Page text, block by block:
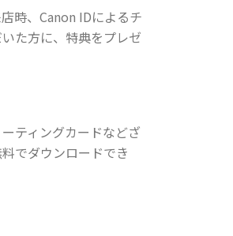
時、Canon IDによるチ
た方に、特典をプレゼ
ティングカードなどざ
でダウンロードでき